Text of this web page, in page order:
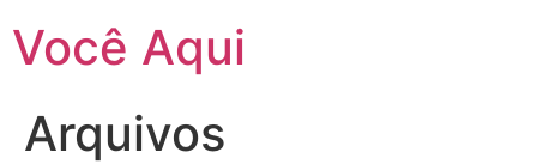
Você Aqui
Arquivos